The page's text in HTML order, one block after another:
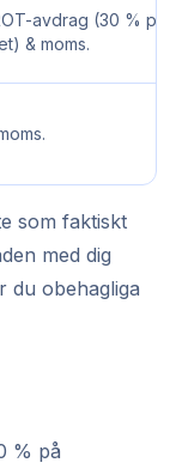
avdrag (30 % på
& moms.
som faktiskt
med dig
du obehagliga
% på